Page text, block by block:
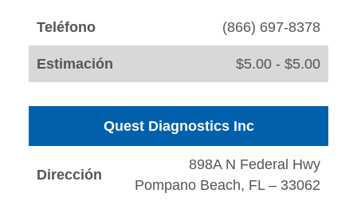
Teléfono (866) 697-8378
Estimación $5.00 - $5.00
Quest Diagnostics Inc
Dirección
898A N Federal Hwy
Pompano Beach, FL – 33062